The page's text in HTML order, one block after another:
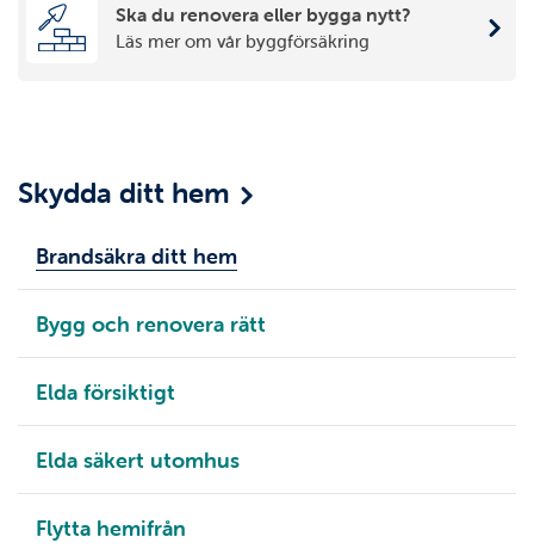
Ska du renovera eller bygga nytt?
Läs mer om vår byggförsäkring
Skydda ditt hem
Brandsäkra ditt hem
Bygg och renovera rätt
Elda försiktigt
Elda säkert utomhus
Flytta hemifrån